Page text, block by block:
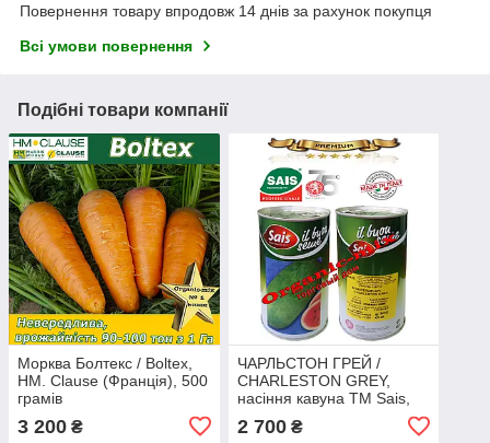
Повернення товару впродовж 14 днів за рахунок покупця
Всі умови повернення
Подібні товари компанії
Морква Болтекс / Boltex,
HM. Clause (Франція), 500
грамів
3 200 ₴
ЧАРЛЬСТОН ГРЕЙ /
CHARLESTON GREY,
насіння кавуна ТМ Sais,
Італія, ж/б банка 500 грам
2 700₴